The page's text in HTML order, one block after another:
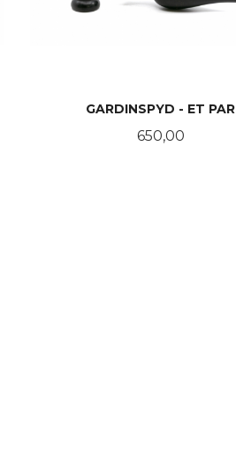
GARDINSPYD - ET PAR
Pris
650,00